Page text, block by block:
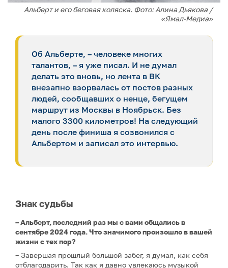
Альберт и его беговая коляска. Фото: Алина Дьякова /
«Ямал-Медиа»
Об Альберте, – человеке многих
талантов, – я уже писал. И не думал
делать это вновь, но лента в ВК
внезапно взорвалась от постов разных
людей, сообщавших о ненце, бегущем
маршрут из Москвы в Ноябрьск. Без
малого 3300 километров! На следующий
день после финиша я созвонился с
Альбертом и записал это интервью.
Знак судьбы
– Альберт, последний раз мы с вами общались в
сентябре 2024 года. Что значимого произошло в вашей
жизни с тех пор?
– Завершая прошлый большой забег, я думал, как себя
отблагодарить. Так как я давно увлекаюсь музыкой